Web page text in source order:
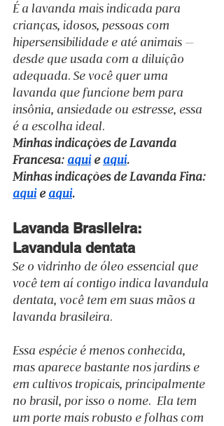
É a lavanda mais indicada para
crianças, idosos, pessoas com
hipersensibilidade e até animais —
desde que usada com a diluição
adequada. Se você quer uma
lavanda que funcione bem para
insônia, ansiedade ou estresse, essa
é a escolha ideal.
Minhas indicações de Lavanda
Francesa: aqui e aqui.
Minhas indicações de Lavanda Fina:
aqui e aqui.
Lavanda Brasileira:
Lavandula dentata
Se o vidrinho de óleo essencial que
você tem aí contigo indica lavandula
dentata, você tem em suas mãos a
lavanda brasileira.
Essa espécie é menos conhecida,
mas aparece bastante nos jardins e
em cultivos tropicais, principalmente
no brasil, por isso o nome.  Ela tem
um porte mais robusto e folhas com